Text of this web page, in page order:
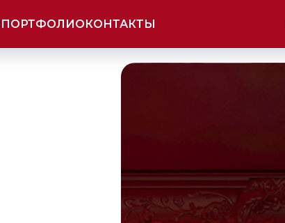
ПОРТФОЛИОКОНТАКТЫ